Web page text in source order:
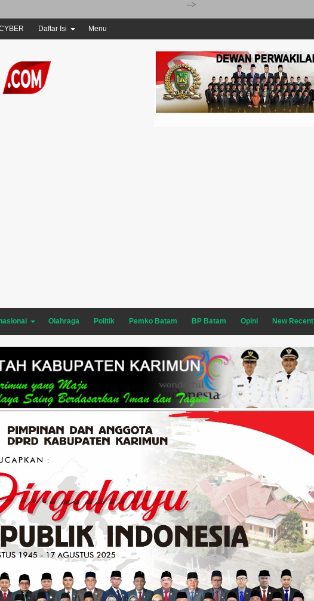
-->
Daftar Isi Menu
Olahraga Politik Pemko Batam BP Batam Opini New Recent